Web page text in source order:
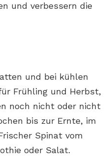
und verbessern die
und bei kühlen
Frühling und Herbst,
noch nicht oder nicht
bis zur Ernte, im
Spinat vom
oder Salat.